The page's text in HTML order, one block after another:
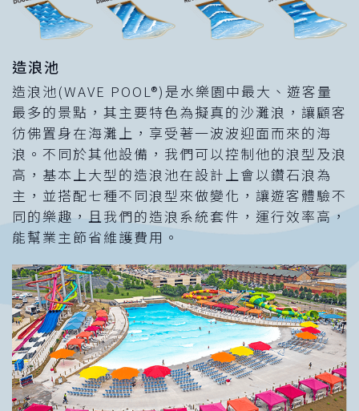
造浪池
造浪池(WAVE POOL®)是水樂園中最大、遊客量
最多的景點，其主要特色為擬真的沙灘浪，讓顧客
彷佛置身在海灘上，享受著一波波迎面而來的海
浪。不同於其他設備，我們可以控制他的浪型及浪
高，基本上大型的造浪池在設計上會以鑽石浪為
主，並搭配七種不同浪型來做變化，讓遊客體驗不
同的樂趣，且我們的造浪系統套件，運行效率高，
能幫業主節省維護費用。